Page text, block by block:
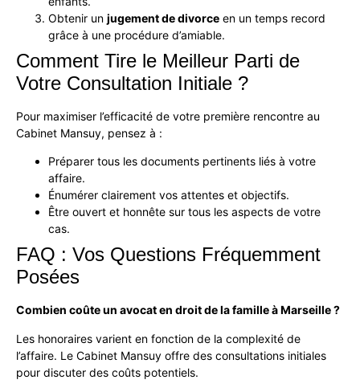
Obtenir un jugement de divorce en un temps record
grâce à une procédure d’amiable.
Comment Tire le Meilleur Parti de
Votre Consultation Initiale ?
Pour maximiser l’efficacité de votre première rencontre au
Cabinet Mansuy, pensez à :
Préparer tous les documents pertinents liés à votre
affaire.
Énumérer clairement vos attentes et objectifs.
Être ouvert et honnête sur tous les aspects de votre
cas.
FAQ : Vos Questions Fréquemment
Posées
Combien coûte un avocat en droit de la famille à Marseille ?
Les honoraires varient en fonction de la complexité de
l’affaire. Le Cabinet Mansuy offre des consultations initiales
pour discuter des coûts potentiels.